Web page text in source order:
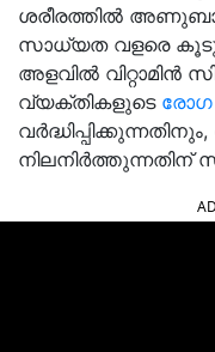
ശരീരത്തിൽ
സാധ്യത വളരെ
അളവിൽ വിറ്റാമിൻ
വ്യക്തികളുടെ രോഗ
നിലനിർത്തുന്നതിന്